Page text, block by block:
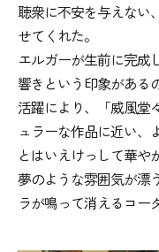
聴衆に不安を与えない
せてくれた。
エルガーが生前に完成
響きという印象がある
活躍により、「威風堂
ュラーな作品に近い、
とはいえけっして華や
夢のような雰囲気が漂
ラが鳴って消えるコー